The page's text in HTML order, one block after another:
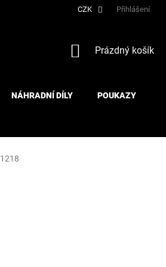
CZK Přihlášení
NÁKUPNÍ
Prázdný košík
NÁHRADNÍ DÍLY POUKAZY